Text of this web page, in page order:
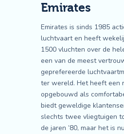
Emirates
Emirates is sinds 1985
luchtvaart en heeft
1500 vluchten over de
een van de meest
geprefereerde
ter wereld. Het heeft een
opgebouwd als
biedt geweldige
slechts twee vliegtuigen
de jaren ’80, maar het is